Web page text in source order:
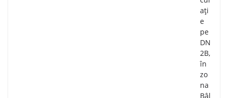
ați
e
pe
DN
2B,
în
zo
na
Bâl